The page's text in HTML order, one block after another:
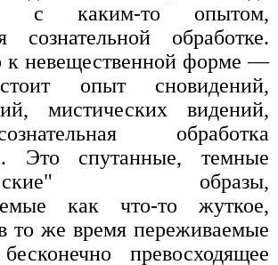
с каким-то опытом,
сознательной обработке.
к невещественной форме —
опыт сновидений,
мистических видений,
обработка
Это спутанные, темные
образы,
как что-то жуткое,
то же время переживаемые
превосходящее